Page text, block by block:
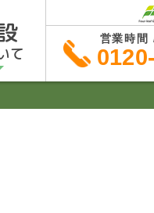
営業時
て